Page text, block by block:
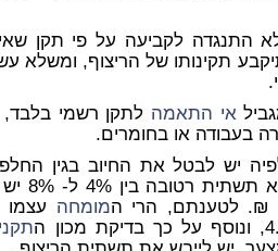
לקביעה על פי תקן
תקינותו של הריצוף, ומשלא
אי התאמה
בעבודה או בחומרים.
יש לבטל את החיוב בגין
לפיה
מומחה עצמו